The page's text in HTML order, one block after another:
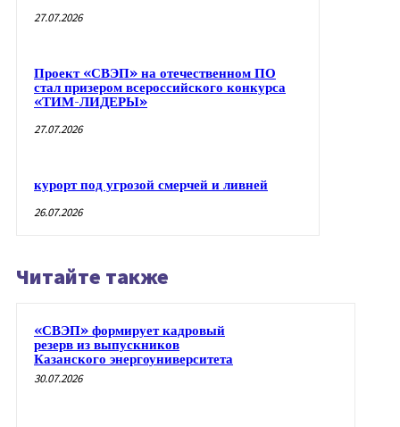
27.07.2026
Проект «СВЭП» на отечественном ПО
стал призером всероссийского конкурса
«ТИМ-ЛИДЕРЫ»
27.07.2026
курорт под угрозой смерчей и ливней
26.07.2026
Читайте также
«СВЭП» формирует кадровый
резерв из выпускников
Казанского энергоуниверситета
30.07.2026